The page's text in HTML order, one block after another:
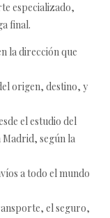
especializado,
final.
la dirección que
origen, destino, y
el estudio del
Madrid, según la
a todo el mundo
el seguro,